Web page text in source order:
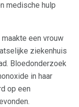
medische hulp
een vrouw
ziekenhuis
Bloedonderzoek
in haar
op een